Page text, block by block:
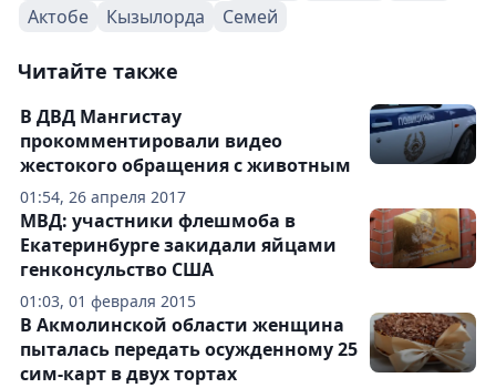
Актобе
Кызылорда Семей
Читайте также
01:54, 26 апреля 2017
В ДВД Мангистау
прокомментировали видео
жестокого обращения с животным
01:03, 01 февраля 2015
МВД: участники флешмоба в
Екатеринбурге закидали яйцами
генконсульство США
В Акмолинской области женщина
пыталась передать осужденному 25
сим-карт в двух тортах